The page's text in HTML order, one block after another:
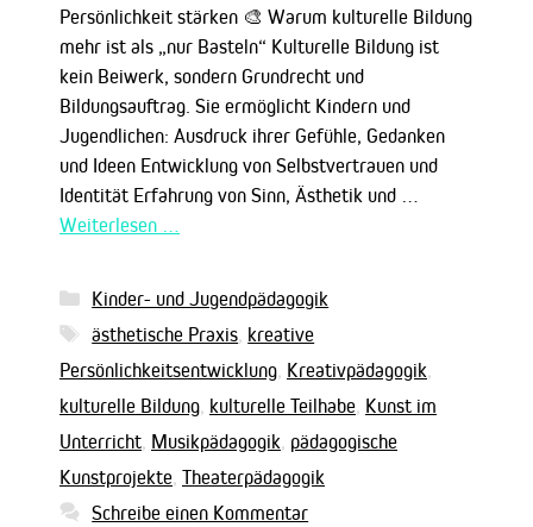
Persönlichkeit stärken 🎨 Warum kulturelle Bildung
mehr ist als „nur Basteln“ Kulturelle Bildung ist
kein Beiwerk, sondern Grundrecht und
Bildungsauftrag. Sie ermöglicht Kindern und
Jugendlichen: Ausdruck ihrer Gefühle, Gedanken
und Ideen Entwicklung von Selbstvertrauen und
Identität Erfahrung von Sinn, Ästhetik und …
Weiterlesen …
Kategorien
Kinder- und Jugendpädagogik
Schlagwörter
ästhetische Praxis kreative
Persönlichkeitsentwicklung Kreativpädagogik
kulturelle Bildung kulturelle Teilhabe Kunst im
Unterricht Musikpädagogik pädagogische
Kunstprojekte Theaterpädagogik
Schreibe einen Kommentar